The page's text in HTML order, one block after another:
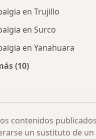
en Trujillo
en Surco
en Yanahuara
(10)
contenidos
un sustituto de